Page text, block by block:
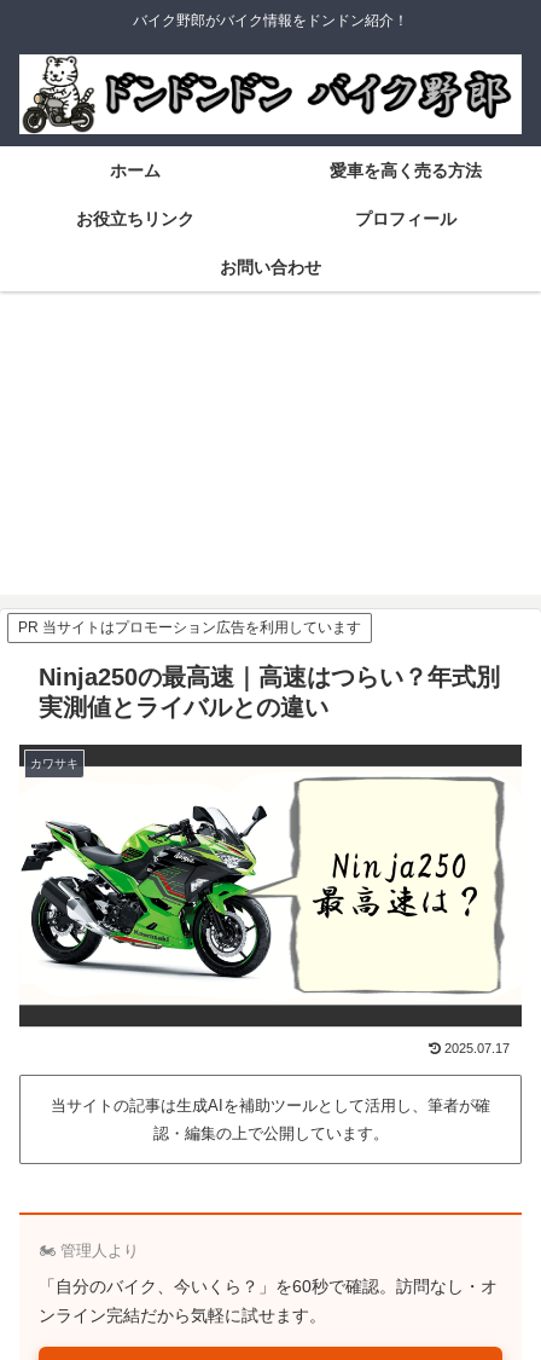
バイク野郎がバイク情報をドンドン紹介！
ホーム 愛車を高く売る方法
お役立ちリンク プロフィール
お問い合わせ
PR 当サイトはプロモーション広告を利用しています
Ninja250の最高速｜高速はつらい？年式別
実測値とライバルとの違い
カワサキ
2025.07.17
当サイトの記事は生成AIを補助ツールとして活用し、筆者が確
認・編集の上で公開しています。
🏍️ 管理人より
「自分のバイク、今いくら？」を60秒で確認。訪問なし・オ
ンライン完結だから気軽に試せます。